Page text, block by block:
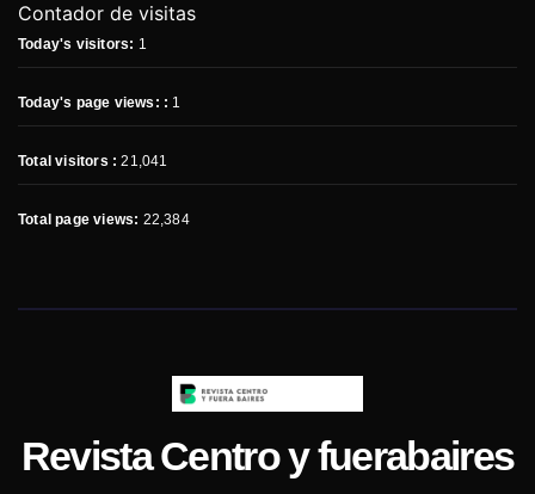
Contador de visitas
Today's visitors: 1
Today's page views: : 1
Total visitors :21,041
Total page views: 22,384
Revista Centro y fuerabaires